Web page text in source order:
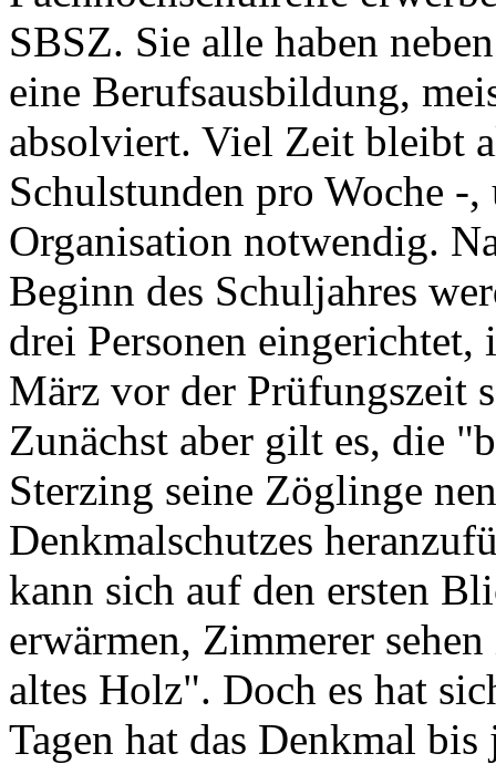
SBSZ. Sie alle haben
eine Berufsausbildung,
absolviert. Viel Zeit bleibt
Schulstunden pro Woche -
Organisation notwendig.
Beginn des Schuljahres
drei Personen
März vor der Prüfungszeit
Zunächst aber gilt es, die
Sterzing seine Zöglinge
Denkmalschutzes
kann sich auf den ersten
erwärmen, Zimmerer
altes Holz". Doch es hat
Tagen hat das Denkmal